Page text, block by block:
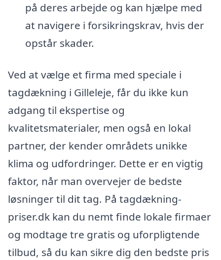
på deres arbejde og kan hjælpe med
at navigere i forsikringskrav, hvis der
opstår skader.
Ved at vælge et firma med speciale i
tagdækning i Gilleleje, får du ikke kun
adgang til ekspertise og
kvalitetsmaterialer, men også en lokal
partner, der kender områdets unikke
klima og udfordringer. Dette er en vigtig
faktor, når man overvejer de bedste
løsninger til dit tag. På tagdækning-
priser.dk kan du nemt finde lokale firmaer
og modtage tre gratis og uforpligtende
tilbud, så du kan sikre dig den bedste pris